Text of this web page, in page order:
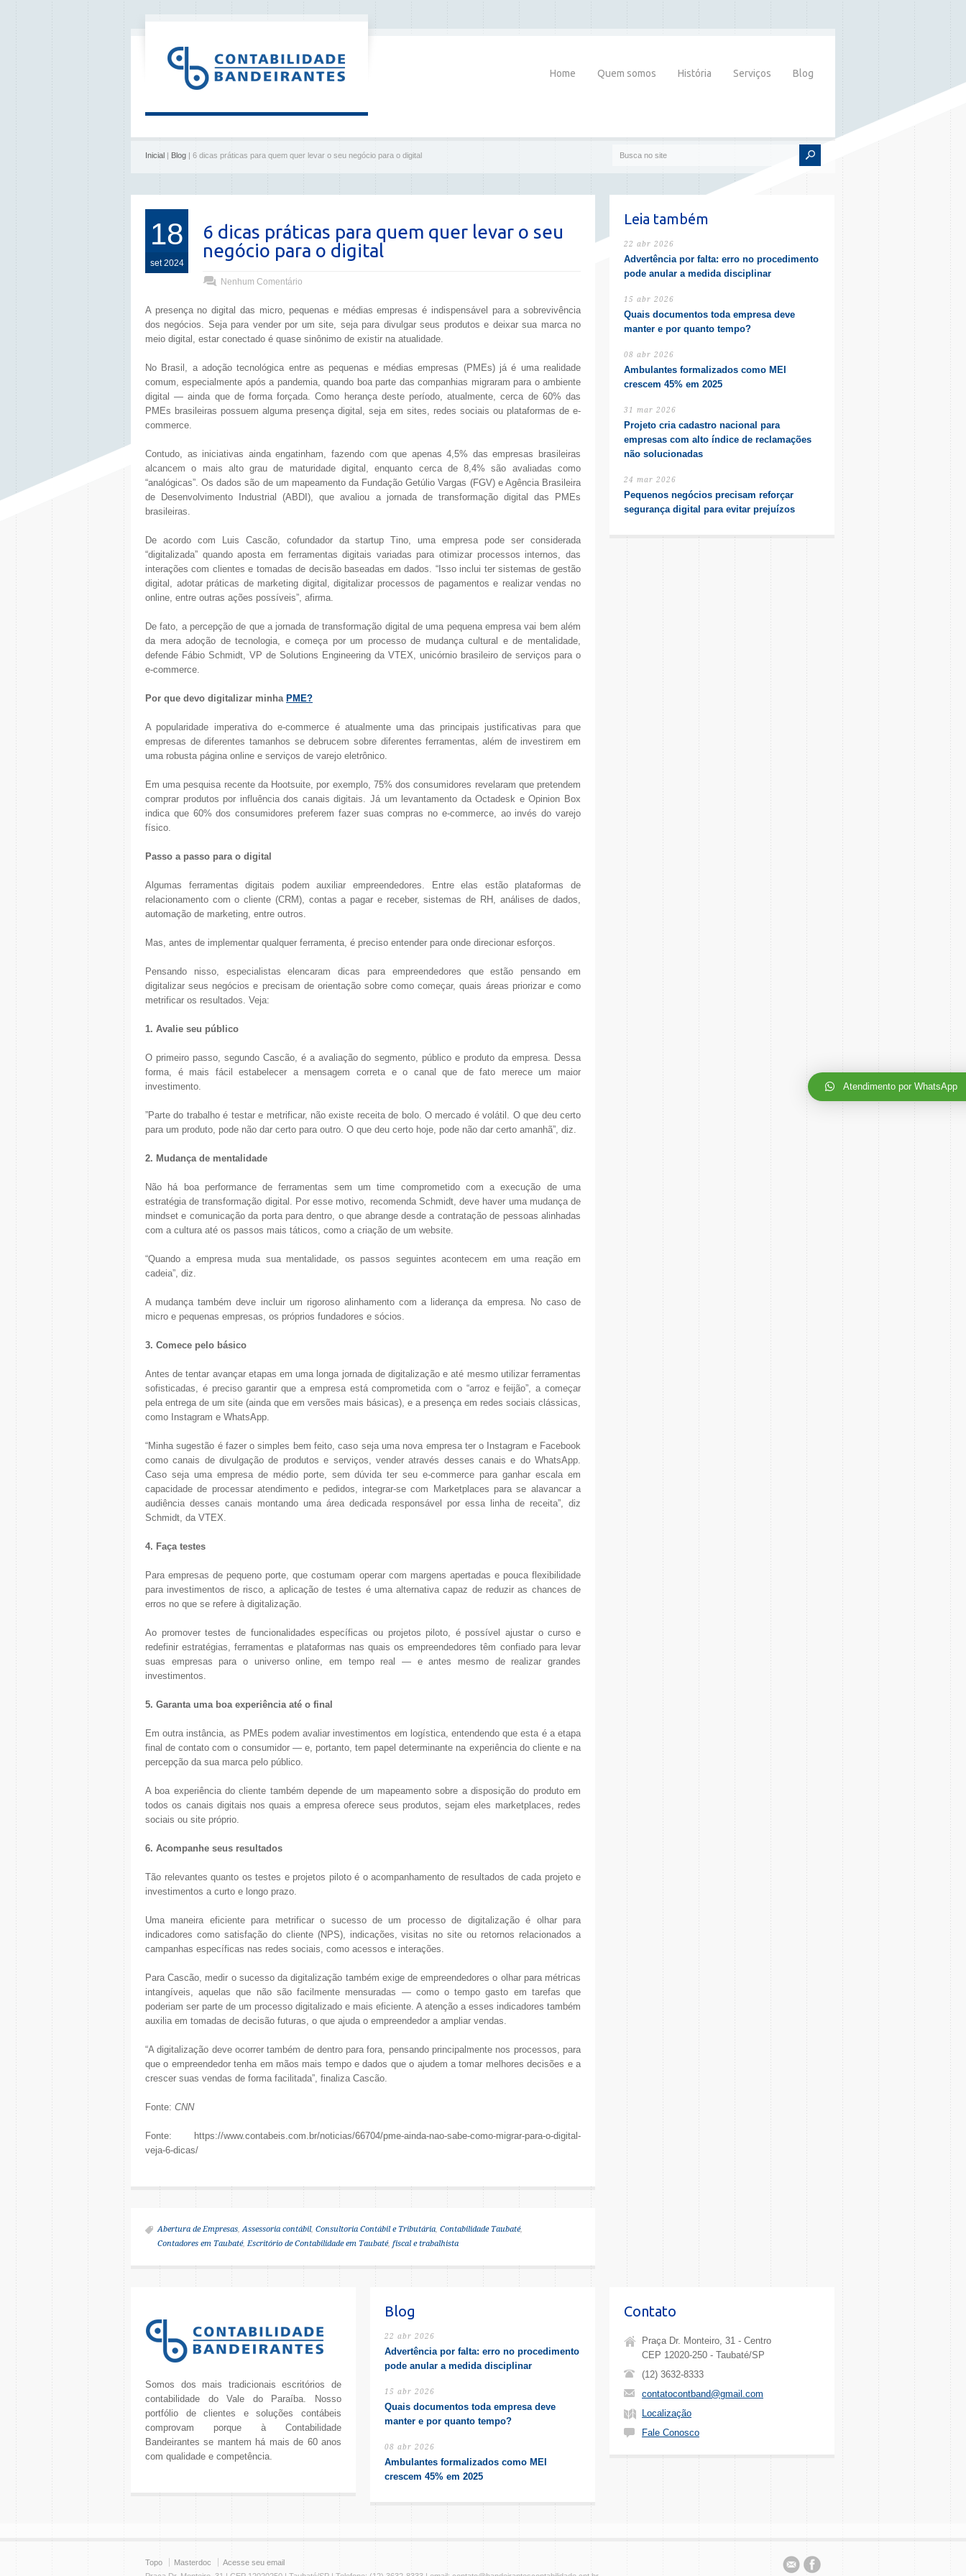
Home Quem somos História Serviços Blog
Inicial | Blog | 6 dicas práticas para quem quer levar o seu negócio para o digital
18
set 2024
6 dicas práticas para quem quer levar o seu
negócio para o digital
Nenhum Comentário
A presença no digital das micro, pequenas e médias empresas é indispensável para a sobrevivência
dos negócios. Seja para vender por um site, seja para divulgar seus produtos e deixar sua marca no
meio digital, estar conectado é quase sinônimo de existir na atualidade.
No Brasil, a adoção tecnológica entre as pequenas e médias empresas (PMEs) já é uma realidade
comum, especialmente após a pandemia, quando boa parte das companhias migraram para o ambiente
digital — ainda que de forma forçada. Como herança deste período, atualmente, cerca de 60% das
PMEs brasileiras possuem alguma presença digital, seja em sites, redes sociais ou plataformas de e-
commerce.
Contudo, as iniciativas ainda engatinham, fazendo com que apenas 4,5% das empresas brasileiras
alcancem o mais alto grau de maturidade digital, enquanto cerca de 8,4% são avaliadas como
“analógicas”. Os dados são de um mapeamento da Fundação Getúlio Vargas (FGV) e Agência Brasileira
de Desenvolvimento Industrial (ABDI), que avaliou a jornada de transformação digital das PMEs
brasileiras.
De acordo com Luis Cascão, cofundador da startup Tino, uma empresa pode ser considerada
“digitalizada” quando aposta em ferramentas digitais variadas para otimizar processos internos, das
interações com clientes e tomadas de decisão baseadas em dados. “Isso inclui ter sistemas de gestão
digital, adotar práticas de marketing digital, digitalizar processos de pagamentos e realizar vendas no
online, entre outras ações possíveis”, afirma.
De fato, a percepção de que a jornada de transformação digital de uma pequena empresa vai bem além
da mera adoção de tecnologia, e começa por um processo de mudança cultural e de mentalidade,
defende Fábio Schmidt, VP de Solutions Engineering da VTEX, unicórnio brasileiro de serviços para o
e-commerce.
Por que devo digitalizar minha PME?
A popularidade imperativa do e-commerce é atualmente uma das principais justificativas para que
empresas de diferentes tamanhos se debrucem sobre diferentes ferramentas, além de investirem em
uma robusta página online e serviços de varejo eletrônico.
Em uma pesquisa recente da Hootsuite, por exemplo, 75% dos consumidores revelaram que pretendem
comprar produtos por influência dos canais digitais. Já um levantamento da Octadesk e Opinion Box
indica que 60% dos consumidores preferem fazer suas compras no e-commerce, ao invés do varejo
físico.
Passo a passo para o digital
Algumas ferramentas digitais podem auxiliar empreendedores. Entre elas estão plataformas de
relacionamento com o cliente (CRM), contas a pagar e receber, sistemas de RH, análises de dados,
automação de marketing, entre outros.
Mas, antes de implementar qualquer ferramenta, é preciso entender para onde direcionar esforços.
Pensando nisso, especialistas elencaram dicas para empreendedores que estão pensando em
digitalizar seus negócios e precisam de orientação sobre como começar, quais áreas priorizar e como
metrificar os resultados. Veja:
1. Avalie seu público
O primeiro passo, segundo Cascão, é a avaliação do segmento, público e produto da empresa. Dessa
forma, é mais fácil estabelecer a mensagem correta e o canal que de fato merece um maior
investimento.
”Parte do trabalho é testar e metrificar, não existe receita de bolo. O mercado é volátil. O que deu certo
para um produto, pode não dar certo para outro. O que deu certo hoje, pode não dar certo amanhã”, diz.
2. Mudança de mentalidade
Não há boa performance de ferramentas sem um time comprometido com a execução de uma
estratégia de transformação digital. Por esse motivo, recomenda Schmidt, deve haver uma mudança de
mindset e comunicação da porta para dentro, o que abrange desde a contratação de pessoas alinhadas
com a cultura até os passos mais táticos, como a criação de um website.
“Quando a empresa muda sua mentalidade, os passos seguintes acontecem em uma reação em
cadeia”, diz.
A mudança também deve incluir um rigoroso alinhamento com a liderança da empresa. No caso de
micro e pequenas empresas, os próprios fundadores e sócios.
3. Comece pelo básico
Antes de tentar avançar etapas em uma longa jornada de digitalização e até mesmo utilizar ferramentas
sofisticadas, é preciso garantir que a empresa está comprometida com o “arroz e feijão”, a começar
pela entrega de um site (ainda que em versões mais básicas), e a presença em redes sociais clássicas,
como Instagram e WhatsApp.
“Minha sugestão é fazer o simples bem feito, caso seja uma nova empresa ter o Instagram e Facebook
como canais de divulgação de produtos e serviços, vender através desses canais e do WhatsApp.
Caso seja uma empresa de médio porte, sem dúvida ter seu e-commerce para ganhar escala em
capacidade de processar atendimento e pedidos, integrar-se com Marketplaces para se alavancar a
audiência desses canais montando uma área dedicada responsável por essa linha de receita”, diz
Schmidt, da VTEX.
4. Faça testes
Para empresas de pequeno porte, que costumam operar com margens apertadas e pouca flexibilidade
para investimentos de risco, a aplicação de testes é uma alternativa capaz de reduzir as chances de
erros no que se refere à digitalização.
Ao promover testes de funcionalidades específicas ou projetos piloto, é possível ajustar o curso e
redefinir estratégias, ferramentas e plataformas nas quais os empreendedores têm confiado para levar
suas empresas para o universo online, em tempo real — e antes mesmo de realizar grandes
investimentos.
5. Garanta uma boa experiência até o final
Em outra instância, as PMEs podem avaliar investimentos em logística, entendendo que esta é a etapa
final de contato com o consumidor — e, portanto, tem papel determinante na experiência do cliente e na
percepção da sua marca pelo público.
A boa experiência do cliente também depende de um mapeamento sobre a disposição do produto em
todos os canais digitais nos quais a empresa oferece seus produtos, sejam eles marketplaces, redes
sociais ou site próprio.
6. Acompanhe seus resultados
Tão relevantes quanto os testes e projetos piloto é o acompanhamento de resultados de cada projeto e
investimentos a curto e longo prazo.
Uma maneira eficiente para metrificar o sucesso de um processo de digitalização é olhar para
indicadores como satisfação do cliente (NPS), indicações, visitas no site ou retornos relacionados a
campanhas específicas nas redes sociais, como acessos e interações.
Para Cascão, medir o sucesso da digitalização também exige de empreendedores o olhar para métricas
intangíveis, aquelas que não são facilmente mensuradas — como o tempo gasto em tarefas que
poderiam ser parte de um processo digitalizado e mais eficiente. A atenção a esses indicadores também
auxilia em tomadas de decisão futuras, o que ajuda o empreendedor a ampliar vendas.
“A digitalização deve ocorrer também de dentro para fora, pensando principalmente nos processos, para
que o empreendedor tenha em mãos mais tempo e dados que o ajudem a tomar melhores decisões e a
crescer suas vendas de forma facilitada”, finaliza Cascão.
Fonte: CNN
Fonte: https://www.contabeis.com.br/noticias/66704/pme-ainda-nao-sabe-como-migrar-para-o-digital-
veja-6-dicas/
Abertura de Empresas,Assessoria contábil, Consultoria Contábil e Tributária, Contabilidade Taubaté,
Contadores em Taubaté,Escritório de Contabilidade em Taubaté, fiscal e trabalhista
Leia também
22 abr 2026
Advertência por falta: erro no procedimento
pode anular a medida disciplinar
15 abr 2026
Quais documentos toda empresa deve
manter e por quanto tempo?
08 abr 2026
Ambulantes formalizados como MEI
crescem 45% em 2025
31 mar 2026
Projeto cria cadastro nacional para
empresas com alto índice de reclamações
não solucionadas
24 mar 2026
Pequenos negócios precisam reforçar
segurança digital para evitar prejuízos
Somos dos mais tradicionais escritórios de
contabilidade do Vale do Paraíba. Nosso
portfólio de clientes e soluções contábeis
comprovam porque à Contabilidade
Bandeirantes se mantem há mais de 60 anos
com qualidade e competência.
Blog
22 abr 2026
Advertência por falta: erro no procedimento
pode anular a medida disciplinar
15 abr 2026
Quais documentos toda empresa deve
manter e por quanto tempo?
08 abr 2026
Ambulantes formalizados como MEI
crescem 45% em 2025
Contato
Praça Dr. Monteiro, 31 - Centro
CEP 12020-250 - Taubaté/SP
(12) 3632-8333
contatocontband@gmail.com
Localização
Fale Conosco
Topo Masterdoc
Acesse seu email
Atendimento por WhatsApp